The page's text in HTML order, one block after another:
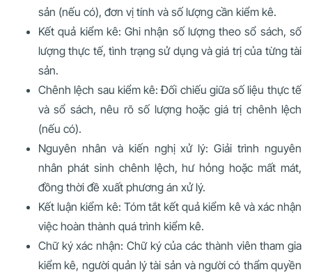
sản (nếu có), đơn vị tính và số lượng cần kiểm kê.
Kết quả kiểm kê: Ghi nhận số lượng theo sổ sách, số
lượng thực tế, tình trạng sử dụng và giá trị của từng tài
sản.
Chênh lệch sau kiểm kê: Đối chiếu giữa số liệu thực tế
và sổ sách, nêu rõ số lượng hoặc giá trị chênh lệch
(nếu có).
Nguyên nhân và kiến nghị xử lý: Giải trình nguyên
nhân phát sinh chênh lệch, hư hỏng hoặc mất mát,
đồng thời đề xuất phương án xử lý.
Kết luận kiểm kê: Tóm tắt kết quả kiểm kê và xác nhận
việc hoàn thành quá trình kiểm kê.
Chữ ký xác nhận: Chữ ký của các thành viên tham gia
kiểm kê, người quản lý tài sản và người có thẩm quyền